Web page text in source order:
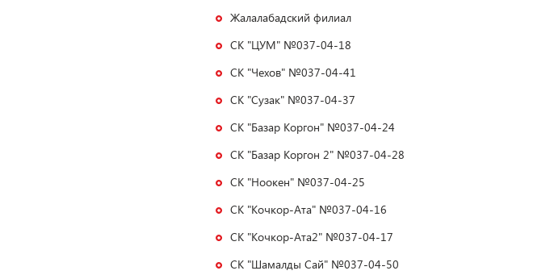
Жалалабадский филиал
СК "ЦУМ" №037-04-18
СК "Чехов" №037-04-41
СК "Сузак" №037-04-37
СК "Базар Коргон" №037-04-24
СК "Базар Коргон 2" №037-04-28
СК "Ноокен" №037-04-25
СК "Кочкор-Ата" №037-04-16
СК "Кочкор-Ата2" №037-04-17
СК "Шамалды Сай" №037-04-50